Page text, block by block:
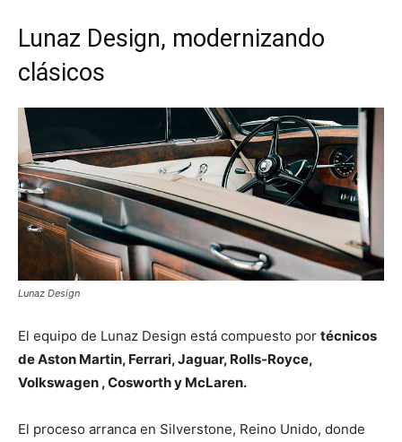
Lunaz Design, modernizando
clásicos
Lunaz Design
El equipo de Lunaz Design está compuesto por técnicos
de Aston Martin, Ferrari, Jaguar, Rolls-Royce,
Volkswagen , Cosworth y McLaren.
El proceso arranca en Silverstone, Reino Unido, donde